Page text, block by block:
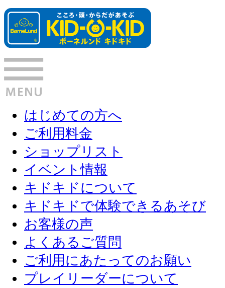
はじめての方へ
ご利用料金
ショップリスト
イベント情報
キドキドについて
キドキドで体験できるあそび
お客様の声
よくあるご質問
ご利用にあたってのお願い
プレイリーダーについて